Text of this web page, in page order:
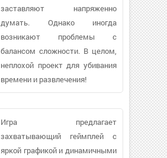
заставляют напряженно
думать. Однако иногда
возникают проблемы с
балансом сложности. В целом,
неплохой проект для убивания
времени и развлечения!
Игра предлагает
захватывающий геймплей с
яркой графикой и динамичными